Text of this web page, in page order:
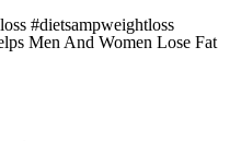
#dietsampweightloss
Men And Women Lose Fat